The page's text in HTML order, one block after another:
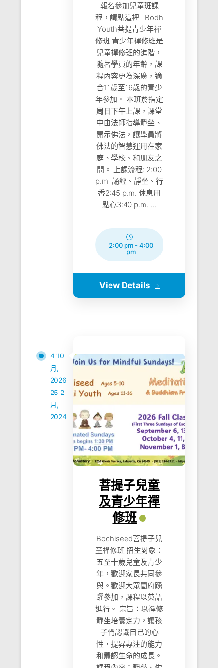
報名參加兒童班課
程，請點這裡 Bodh
Youth菩提青少年禪
修班 青少年禪修班是
兒童禪修班的進階，
隨著學員的年齡，課
程內容更為深廣，適
合11歲至16歲的青少
年參加。 本班於指定
周日下午上課，課堂
中由法師指導靜坐、
開示佛法，讓學員將
佛法的智慧運用在家
庭、學校、和朋友之
間。 上課流程: 2:00
p.m. 誦經、靜坐、行
香2:45 p.m. 休息用
點心3:40 p.m. ...
2:00 pm- 4:00
pm
View Details
4 10
月,
2026
25 2
月,
2024
菩提子兒童
及青少年禪
修班
Bodhiseed菩提子兒
童禪修班 招生對象：
五至十歲兒童及青少
年，歡迎家長共同參
與。歡迎大眾闔府踴
躍參加，課程以英語
進行。 宗旨：以禪修
靜坐培養定力，讓孩
子們認識自己的心
性，提昇專注的能力
和體認生命的成長。